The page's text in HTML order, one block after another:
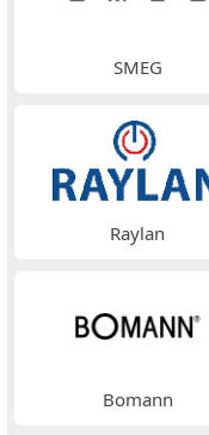
SMEG
Raylan
Bomann